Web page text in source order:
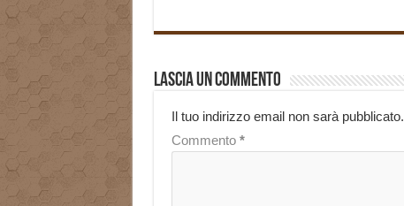
Lascia un commento
Il tuo indirizzo email non sarà pubblicato.
Commento *